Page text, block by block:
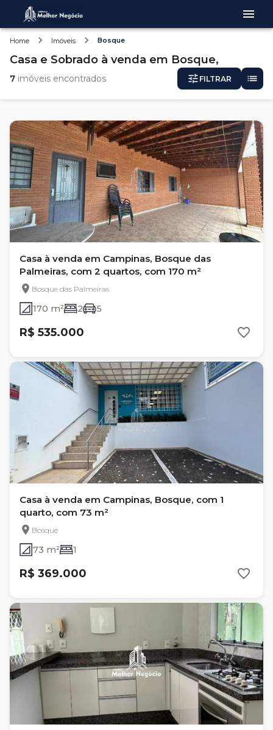
Home Imóveis Bosque
Casa e Sobrado à venda em Bosque,
7 imóveis encontrados FILTRAR
Casa à venda em Campinas, Bosque das
Palmeiras, com 2 quartos, com 170 m²
Bosque das Palmeiras
170 m² 2 5
R$ 535.000
Casa à venda em Campinas, Bosque, com 1
quarto, com 73 m²
Bosque
73 m² 1
R$ 369.000